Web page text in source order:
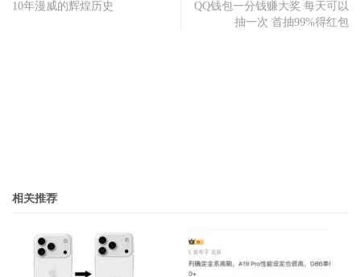
10年漫威的辉煌历史
QQ钱包一分钱赚大奖 每天可以
抽一次 首抽99%得红包
相关推荐